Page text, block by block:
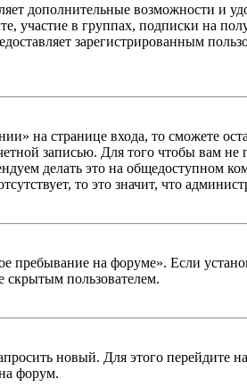
дополнительные возможности и
участие в группах, подписки на
зарегистрированным
на странице входа, то сможете
записью. Для того чтобы вам
делать это на общедоступном
то это значит, что
на форуме». Если
скрытым пользователем.
новый. Для этого перейдите
форум.